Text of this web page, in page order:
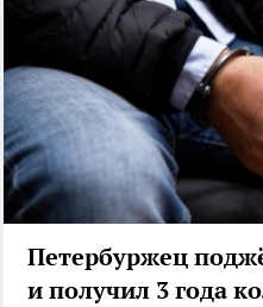
Петербуржец
и получил 3 года